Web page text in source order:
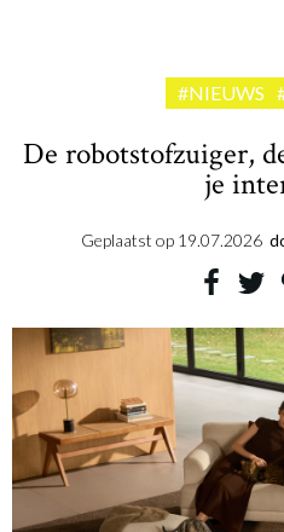
#NIEUWS
De robotstofzuiger,
je
Geplaatst op 19.07.2026